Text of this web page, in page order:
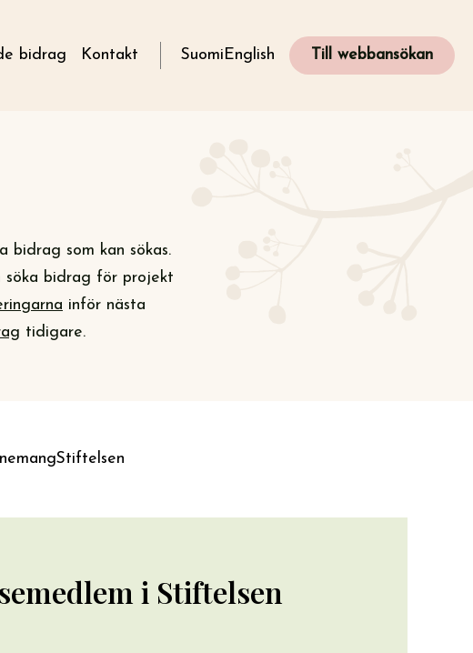
bidrag Kontakt Suomi English Till webbansökan
bidrag som kan sökas.
söka bidrag för projekt
inför nästa
tidigare.
Stiftelsen
i Stiftelsen